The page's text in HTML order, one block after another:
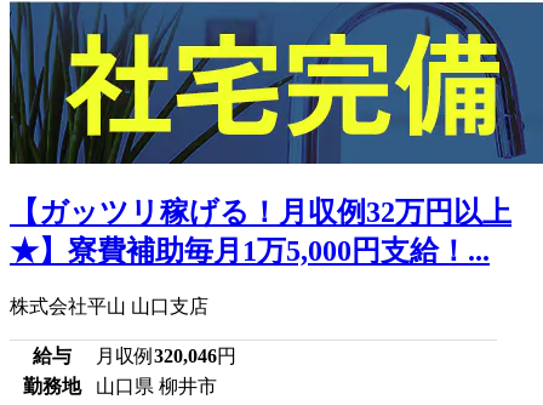
【ガッツリ稼げる！月収例32万円以上
★】寮費補助毎月1万5,000円支給！...
株式会社平山 山口支店
給与 月収例 320,046円
勤務地
山口県 柳井市